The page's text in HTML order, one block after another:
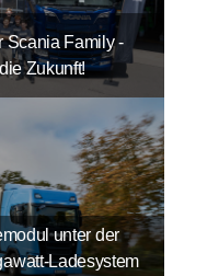
Scania Family -
Zukunft!
unter der
Ladesystem